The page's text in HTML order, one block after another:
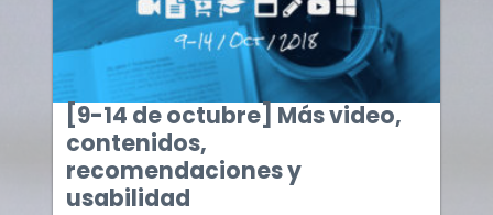
[9-14 de octubre] Más video,
contenidos,
recomendaciones y
usabilidad